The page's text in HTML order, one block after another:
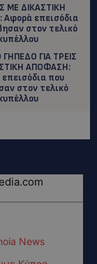
ΓΙΑ ΤΡΕΙΣ
ΑΠΟΦΑΣΗ:
που
στον τελικό